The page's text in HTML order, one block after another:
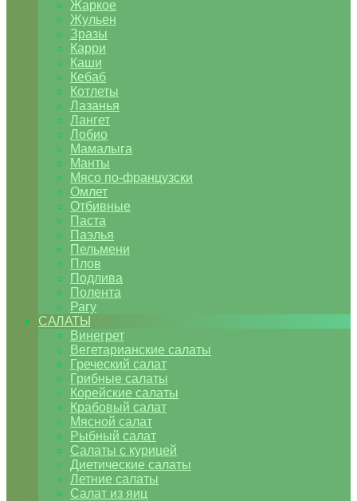
Жаркое
Жульен
Зразы
Карри
Каши
Кебаб
Котлеты
Лазанья
Лангет
Лобио
Мамалыга
Манты
Мясо по-французски
Омлет
Отбивные
Паста
Паэлья
Пельмени
Плов
Подлива
Полента
Рагу
САЛАТЫ
Винегрет
Вегетарианские салаты
Греческий салат
Грибные салаты
Корейские салаты
Крабовый салат
Мясной салат
Рыбный салат
Салаты с курицей
Диетические салаты
Летние салаты
Салат из яиц